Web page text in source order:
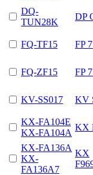
DQ-
TUN28K
DP
FQ-TF15 FP
FQ-ZF15 FP
KV-SS017 KV
KX-FA104E
KX-FA104A
KX
KX-FA136A
KX-
FA136A7
KX